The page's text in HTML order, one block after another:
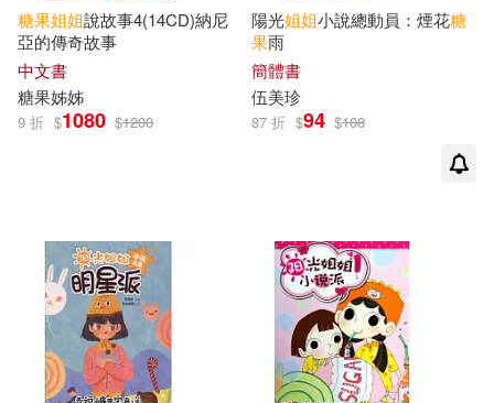
糖果姐姐說故事4(14CD)納尼
亞的傳奇故事
中文書
糖果姊姊
9 折 $1080 $1200
陽光姐姐小說總動員：煙花糖
果雨
簡體書
伍美珍
87 折 $94 $108